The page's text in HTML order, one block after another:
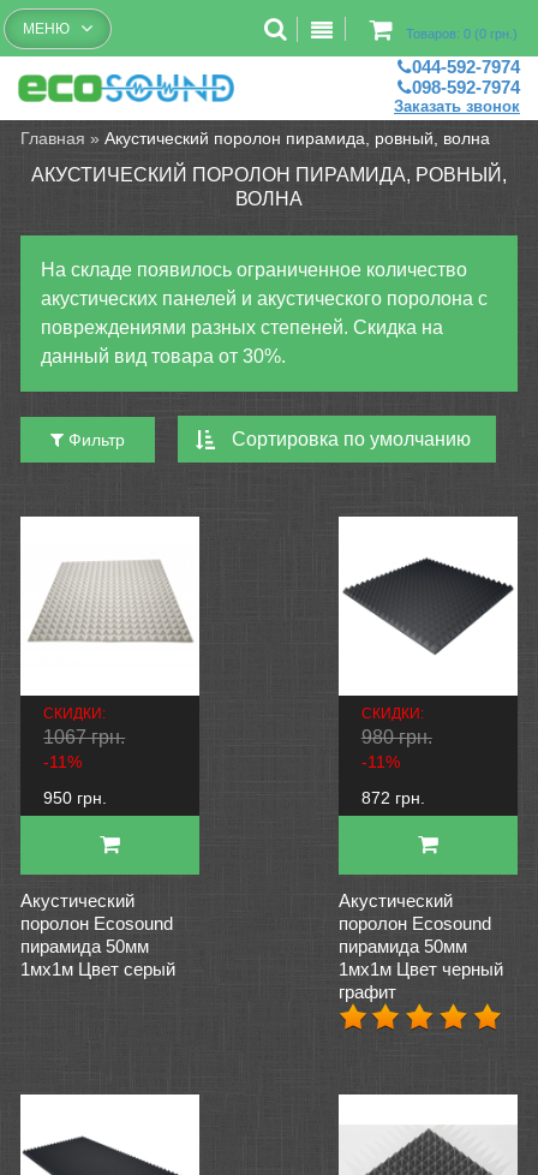
Бесплатный рассчет помещений
Товаров: 0 (0 грн.)
МЕНЮ
044-592-7974
098-592-7974
Заказать звонок
Главная »Акустический поролон пирамида, ровный, волна
АКУСТИЧЕСКИЙ ПОРОЛОН ПИРАМИДА, РОВНЫЙ,
ВОЛНА
На складе появилось ограниченное количество
акустических панелей и акустического поролона с
повреждениями разных степеней. Скидка на
данный вид товара от 30%.
Фильтр
СКИДКИ:
1067 грн.
-11%
950 грн.
Акустический
поролон Ecosound
пирамида 50мм
1мх1м Цвет серый
СКИДКИ:
980 грн.
-11%
872 грн.
Акустический
поролон Ecosound
пирамида 50мм
1мх1м Цвет черный
графит